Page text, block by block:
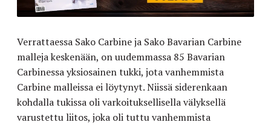
Verrattaessa Sako Carbine ja Sako Bavarian Carbine
malleja keskenään, on uudemmassa 85 Bavarian
Carbinessa yksiosainen tukki, jota vanhemmista
Carbine malleissa ei löytynyt. Niissä siderenkaan
kohdalla tukissa oli varkoituksellisella välyksellä
varustettu liitos, joka oli tuttu vanhemmista